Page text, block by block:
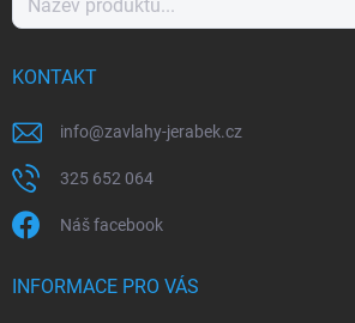
KONTAKT
info@zavlahy-jerabek.cz
325 652 064
Náš facebook
INFORMACE PRO VÁS